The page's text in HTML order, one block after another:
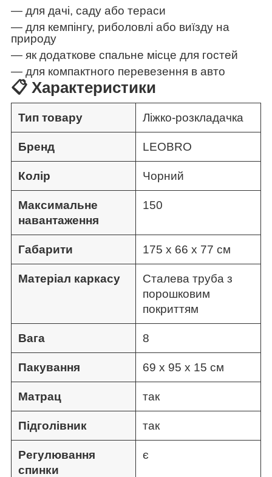
— для дачі, саду або тераси
— для кемпінгу, риболовлі або виїзду на
природу
— як додаткове спальне місце для гостей
— для компактного перевезення в авто
📋 Характеристики
Тип товару Ліжко-розкладачка
Бренд LEOBRO
Колір Чорний
Максимальне
навантаження
150
Габарити 175 х 66 х 77 см
Матеріал каркасу
Сталева труба з
порошковим
покриттям
Вага 8
Пакування 69 х 95 х 15 см
Матрац так
Підголівник так
Регулювання
спинки
є